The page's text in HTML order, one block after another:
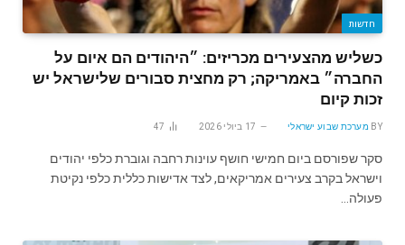
חדשות
כשליש מהצעירים מכריזים: ״היהודים הם איום על
החברה״ באמריקה; רק מחצית סבורים שלישראל יש
זכות קיום
BY מערכת שבוע ישראלי 17 ביולי 2026 47
סקר שפורסם ביום חמישי חושף עוינות רחבה וגוברת כלפי יהודים
וישראל בקרב צעירים אמריקאים, לצד אדישות כללית כלפי נקיטת
פעולה…